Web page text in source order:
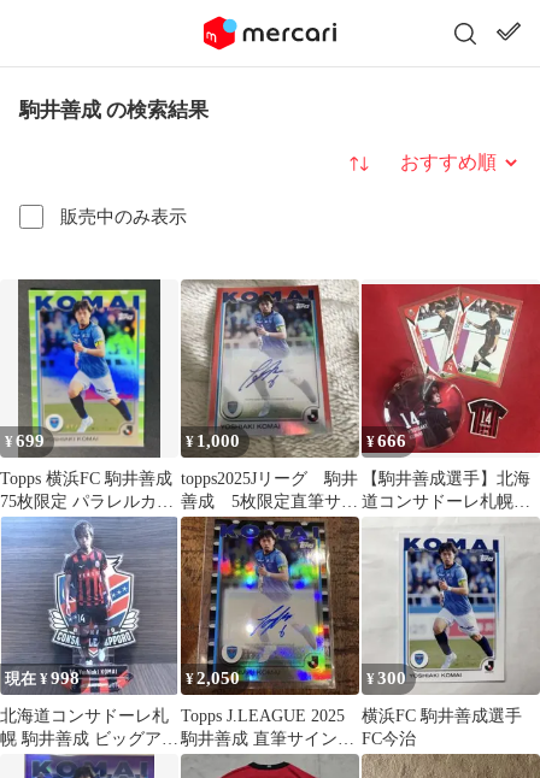
駒井善成 の検索結果
販売中のみ表示
並び替え
¥699
Topps 横浜FC 駒井善成
75枚限定 パラレルカー
ド
¥ 1,000
topps2025Jリーグ 駒井
善成 5枚限定直筆サイ
ンカード
¥666
【駒井善成選手】北海
道コンサドーレ札幌グ
ッズ4点セット
現在 ¥998
北海道コンサドーレ札
幌 駒井善成 ビッグアク
リルスタンド2022
¥2,050
Topps J.LEAGUE 2025
駒井善成 直筆サインカ
ード 10枚限定
¥300
横浜FC 駒井善成選手
FC今治